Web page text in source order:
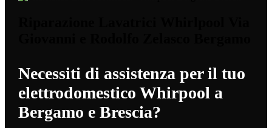
Necessiti di assistenza per il tuo
elettrodomestico Whirpool a
Bergamo e Brescia?